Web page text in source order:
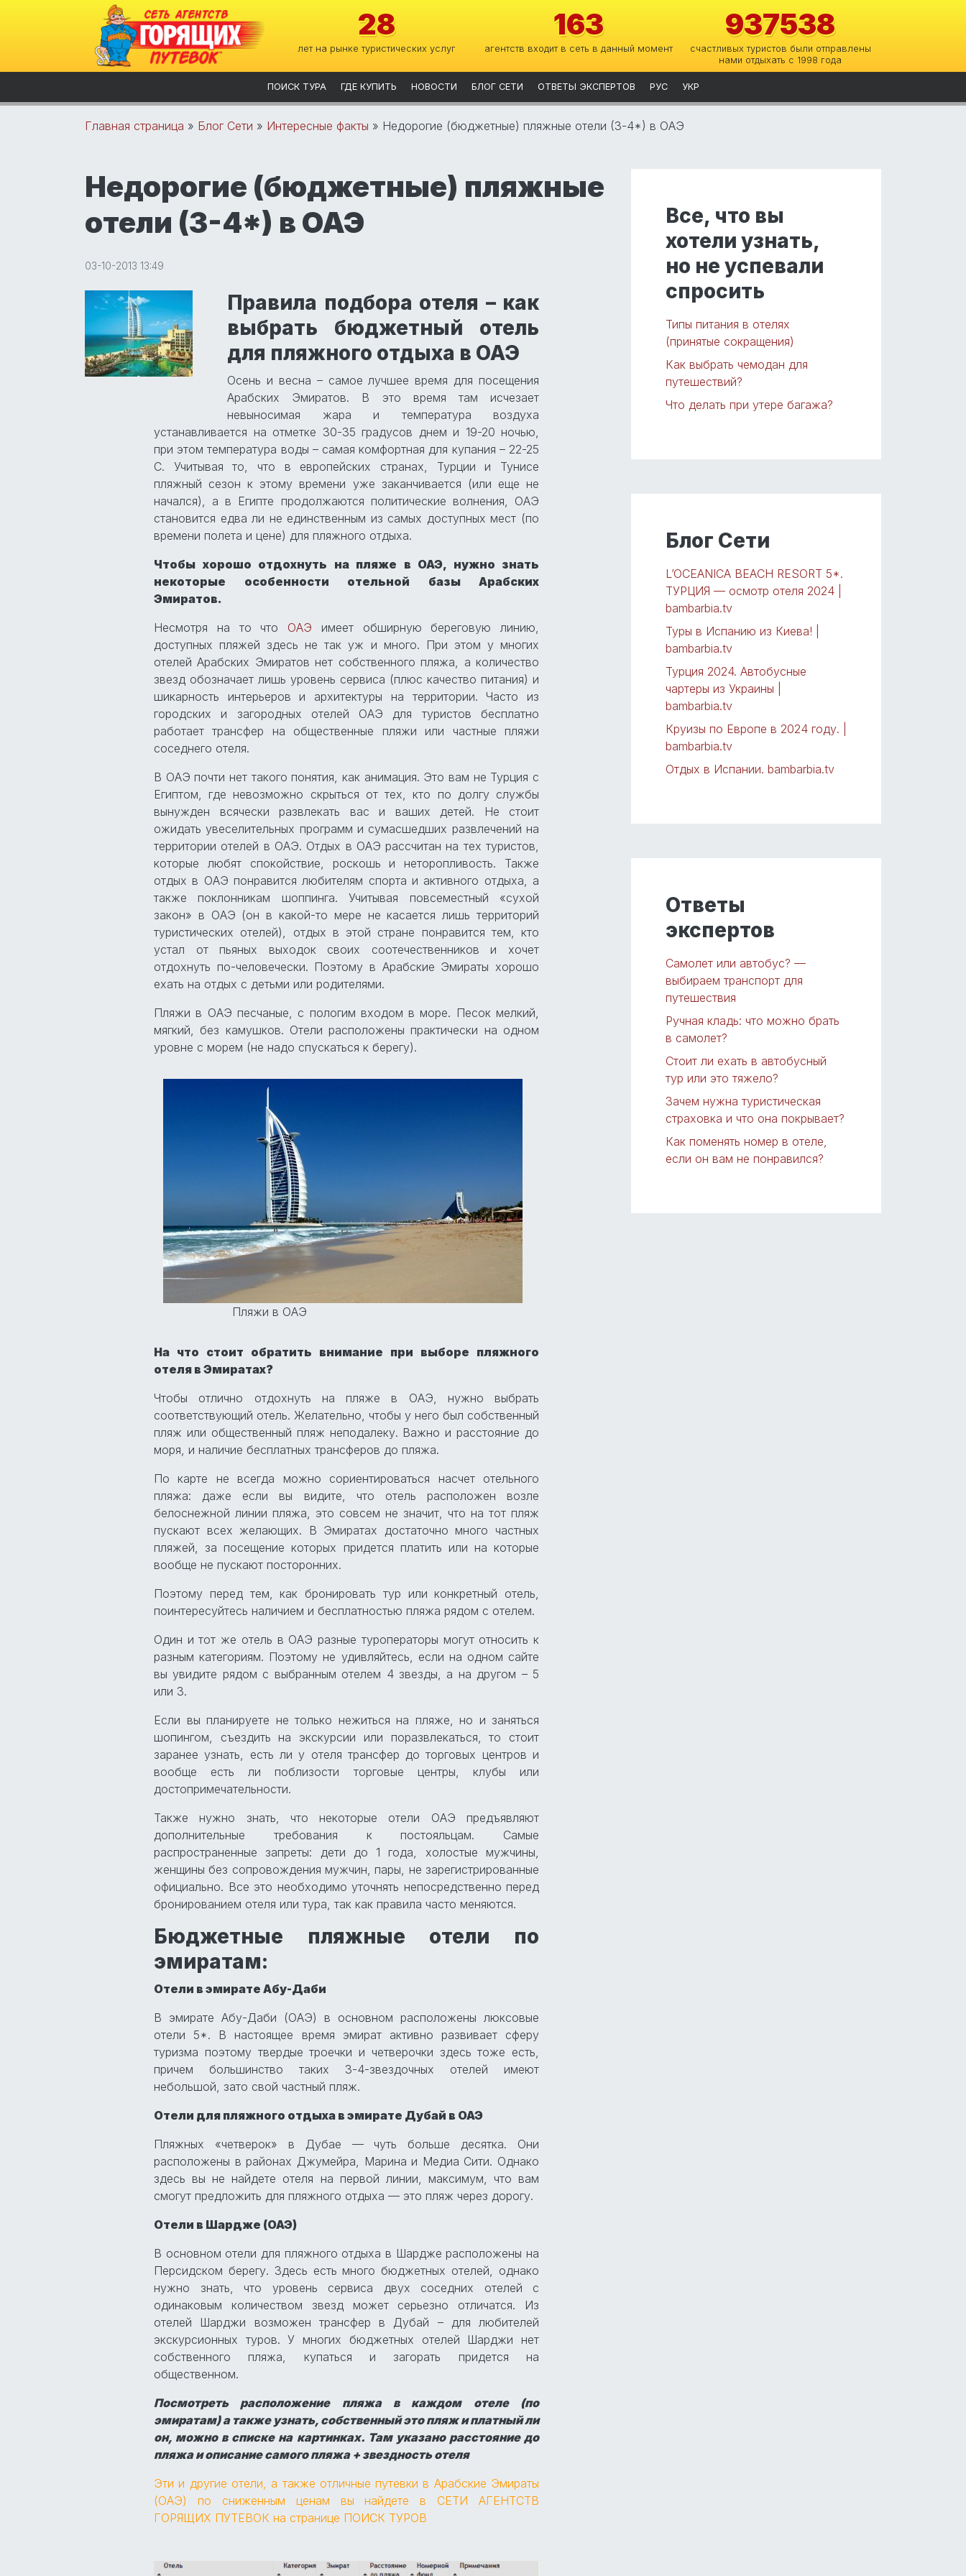
28
лет на рынке туристических услуг
163
агентств входит в сеть в данный момент
937538
счастливых туристов были отправлены
нами отдыхать с 1998 года
ПОИСК ТУРА ГДЕ КУПИТЬ НОВОСТИ БЛОГ СЕТИ ОТВЕТЫ ЭКСПЕРТОВ РУС УКР
Главная страница » Блог Сети » Интересные факты » Недорогие (бюджетные) пляжные отели (3-4*) в ОАЭ
Недорогие (бюджетные) пляжные
отели (3-4*) в ОАЭ
03-10-2013 13:49
Правила подбора отеля – как
выбрать бюджетный отель
для пляжного отдыха в ОАЭ
Осень и весна – самое лучшее время для посещения
Арабских Эмиратов. В это время там исчезает
невыносимая жара и температура воздуха
устанавливается на отметке 30-35 градусов днем и 19-20 ночью,
при этом температура воды – самая комфортная для купания – 22-25
С. Учитывая то, что в европейских странах, Турции и Тунисе
пляжный сезон к этому времени уже заканчивается (или еще не
начался), а в Египте продолжаются политические волнения, ОАЭ
становится едва ли не единственным из самых доступных мест (по
времени полета и цене) для пляжного отдыха.
Чтобы хорошо отдохнуть на пляже в ОАЭ, нужно знать
некоторые особенности отельной базы Арабских
Эмиратов.
Несмотря на то что ОАЭ имеет обширную береговую линию,
доступных пляжей здесь не так уж и много. При этом у многих
отелей Арабских Эмиратов нет собственного пляжа, а количество
звезд обозначает лишь уровень сервиса (плюс качество питания) и
шикарность интерьеров и архитектуры на территории. Часто из
городских и загородных отелей ОАЭ для туристов бесплатно
работает трансфер на общественные пляжи или частные пляжи
соседнего отеля.
В ОАЭ почти нет такого понятия, как анимация. Это вам не Турция с
Египтом, где невозможно скрыться от тех, кто по долгу службы
вынужден всячески развлекать вас и ваших детей. Не стоит
ожидать увеселительных программ и сумасшедших развлечений на
территории отелей в ОАЭ. Отдых в ОАЭ рассчитан на тех туристов,
которые любят спокойствие, роскошь и неторопливость. Также
отдых в ОАЭ понравится любителям спорта и активного отдыха, а
также поклонникам шоппинга. Учитывая повсеместный «сухой
закон» в ОАЭ (он в какой-то мере не касается лишь территорий
туристических отелей), отдых в этой стране понравится тем, кто
устал от пьяных выходок своих соотечественников и хочет
отдохнуть по-человечески. Поэтому в Арабские Эмираты хорошо
ехать на отдых с детьми или родителями.
Пляжи в ОАЭ песчаные, с пологим входом в море. Песок мелкий,
мягкий, без камушков. Отели расположены практически на одном
уровне с морем (не надо спускаться к берегу).
Пляжи в ОАЭ
На что стоит обратить внимание при выборе пляжного
отеля в Эмиратах?
Чтобы отлично отдохнуть на пляже в ОАЭ, нужно выбрать
соответствующий отель. Желательно, чтобы у него был собственный
пляж или общественный пляж неподалеку. Важно и расстояние до
моря, и наличие бесплатных трансферов до пляжа.
По карте не всегда можно сориентироваться насчет отельного
пляжа: даже если вы видите, что отель расположен возле
белоснежной линии пляжа, это совсем не значит, что на тот пляж
пускают всех желающих. В Эмиратах достаточно много частных
пляжей, за посещение которых придется платить или на которые
вообще не пускают посторонних.
Поэтому перед тем, как бронировать тур или конкретный отель,
поинтересуйтесь наличием и бесплатностью пляжа рядом с отелем.
Один и тот же отель в ОАЭ разные туроператоры могут относить к
разным категориям. Поэтому не удивляйтесь, если на одном сайте
вы увидите рядом с выбранным отелем 4 звезды, а на другом – 5
или 3.
Если вы планируете не только нежиться на пляже, но и заняться
шопингом, съездить на экскурсии или поразвлекаться, то стоит
заранее узнать, есть ли у отеля трансфер до торговых центров и
вообще есть ли поблизости торговые центры, клубы или
достопримечательности.
Также нужно знать, что некоторые отели ОАЭ предъявляют
дополнительные требования к постояльцам. Самые
распространенные запреты: дети до 1 года, холостые мужчины,
женщины без сопровождения мужчин, пары, не зарегистрированные
официально. Все это необходимо уточнять непосредственно перед
бронированием отеля или тура, так как правила часто меняются.
Бюджетные пляжные отели по
эмиратам:
Отели в эмирате Абу-Даби
В эмирате Абу-Даби (ОАЭ) в основном расположены люксовые
отели 5*. В настоящее время эмират активно развивает сферу
туризма поэтому твердые троечки и четверочки здесь тоже есть,
причем большинство таких 3-4-звездочных отелей имеют
небольшой, зато свой частный пляж.
Отели для пляжного отдыха в эмирате Дубай в ОАЭ
Пляжных «четверок» в Дубае — чуть больше десятка. Они
расположены в районах Джумейра, Марина и Медиа Сити. Однако
здесь вы не найдете отеля на первой линии, максимум, что вам
смогут предложить для пляжного отдыха — это пляж через дорогу.
Отели в Шардже (ОАЭ)
В основном отели для пляжного отдыха в Шардже расположены на
Персидском берегу. Здесь есть много бюджетных отелей, однако
нужно знать, что уровень сервиса двух соседних отелей с
одинаковым количеством звезд может серьезно отличатся. Из
отелей Шарджи возможен трансфер в Дубай – для любителей
экскурсионных туров. У многих бюджетных отелей Шарджи нет
собственного пляжа, купаться и загорать придется на
общественном.
Посмотреть расположение пляжа в каждом отеле (по
эмиратам) а также узнать, собственный это пляж и платный ли
он, можно в списке на картинках. Там указано расстояние до
пляжа и описание самого пляжа + звездность отеля
Эти и другие отели, а также отличные путевки в Арабские Эмираты
(ОАЭ) по сниженным ценам вы найдете в СЕТИ АГЕНТСТВ
ГОРЯЩИХ ПУТЕВОК на странице ПОИСК ТУРОВ
Все, что вы
хотели узнать,
но не успевали
спросить
Типы питания в отелях
(принятые сокращения)
Как выбрать чемодан для
путешествий?
Что делать при утере багажа?
Блог Сети
L’OCEANICA BEACH RESORT 5*.
ТУРЦИЯ — осмотр отеля 2024 |
bambarbia.tv
Туры в Испанию из Киева! |
bambarbia.tv
Турция 2024. Автобусные
чартеры из Украины |
bambarbia.tv
Круизы по Европе в 2024 году. |
bambarbia.tv
Отдых в Испании. bambarbia.tv
Ответы
экспертов
Самолет или автобус? —
выбираем транспорт для
путешествия
Ручная кладь: что можно брать
в самолет?
Стоит ли ехать в автобусный
тур или это тяжело?
Зачем нужна туристическая
страховка и что она покрывает?
Как поменять номер в отеле,
если он вам не понравился?